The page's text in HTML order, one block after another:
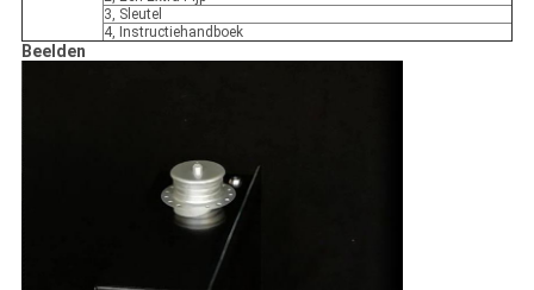
3, Sleutel
4, Instructiehandboek
Beelden